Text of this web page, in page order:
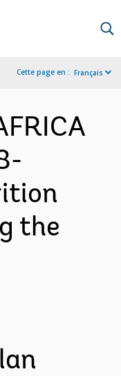
Cette page en : Français
the